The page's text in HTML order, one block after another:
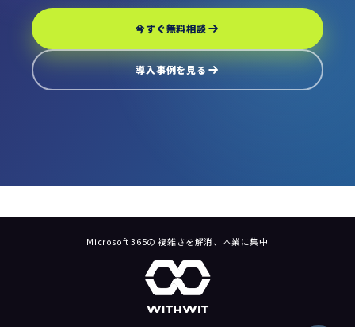
今すぐ無料相談
導入事例を見る
Microsoft 365の 複雑さを解消、本業に集中